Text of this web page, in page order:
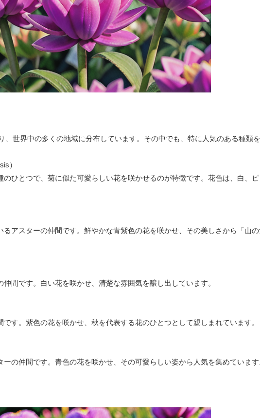
、世界中の多くの地域に分布しています。その中でも、特に人気のある種類を
）
ひとつで、菊に似た可愛らしい花を咲かせるのが特徴です。花色は、白、
アスターの仲間です。鮮やかな青紫色の花を咲かせ、その美しさから「山
間です。白い花を咲かせ、清楚な雰囲気を醸し出しています。
す。紫色の花を咲かせ、秋を代表する花のひとつとして親しまれています。
の仲間です。青色の花を咲かせ、その可愛らしい姿から人気を集めています